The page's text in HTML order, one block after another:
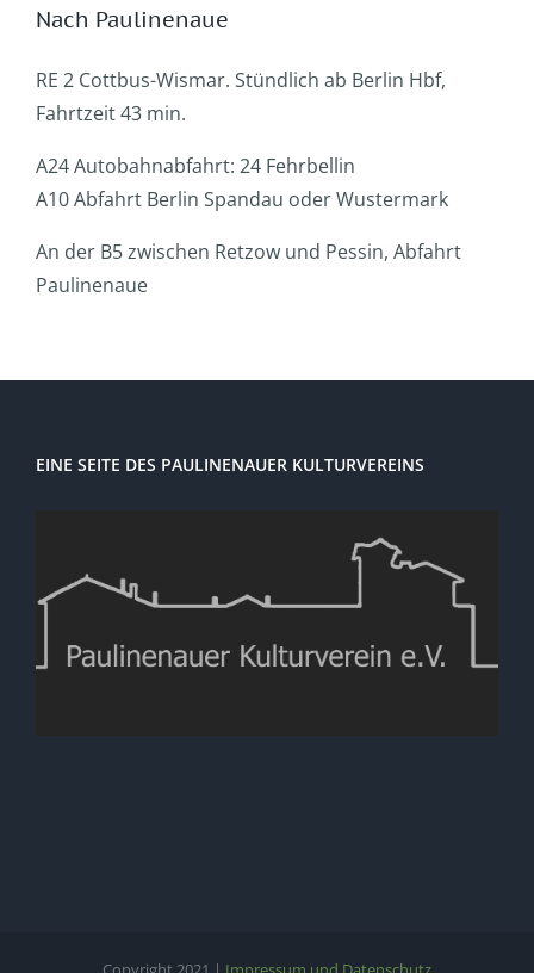
Nach Paulinenaue
RE 2 Cottbus-Wismar. Stündlich ab Berlin Hbf,
Fahrtzeit 43 min.
A24 Autobahnabfahrt: 24 Fehrbellin
A10 Abfahrt Berlin Spandau oder Wustermark
An der B5 zwischen Retzow und Pessin, Abfahrt
Paulinenaue
EINE SEITE DES PAULINENAUER KULTURVEREINS